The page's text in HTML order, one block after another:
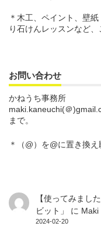
＊木工、ペイント、壁
り石けんレッスンなど
お問い合わせ
かねうち事務所
maki.kaneuchi(＠
まで。
＊（@）を@に置き換え
【使ってみまし
ビット」
に Maki
2024-02-20